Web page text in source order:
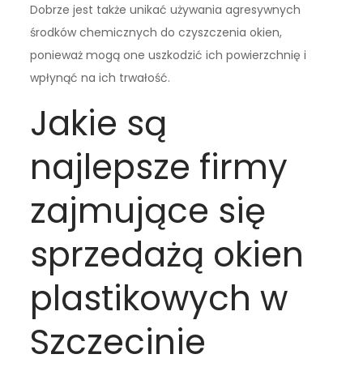
Dobrze jest także unikać używania agresywnych
środków chemicznych do czyszczenia okien,
ponieważ mogą one uszkodzić ich powierzchnię i
wpłynąć na ich trwałość.
Jakie są
najlepsze firmy
zajmujące się
sprzedażą okien
plastikowych w
Szczecinie